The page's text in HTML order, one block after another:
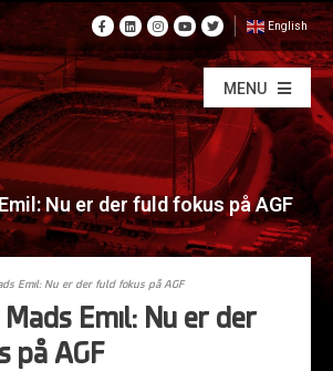
English
MENU
Nu er der fuld fokus på AGF
Emil: Nu er der fuld fokus på AGF
Emil: Nu er der
på AGF